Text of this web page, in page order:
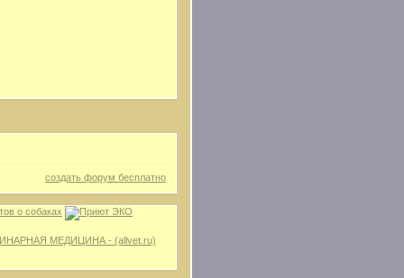
создать форум бесплатно